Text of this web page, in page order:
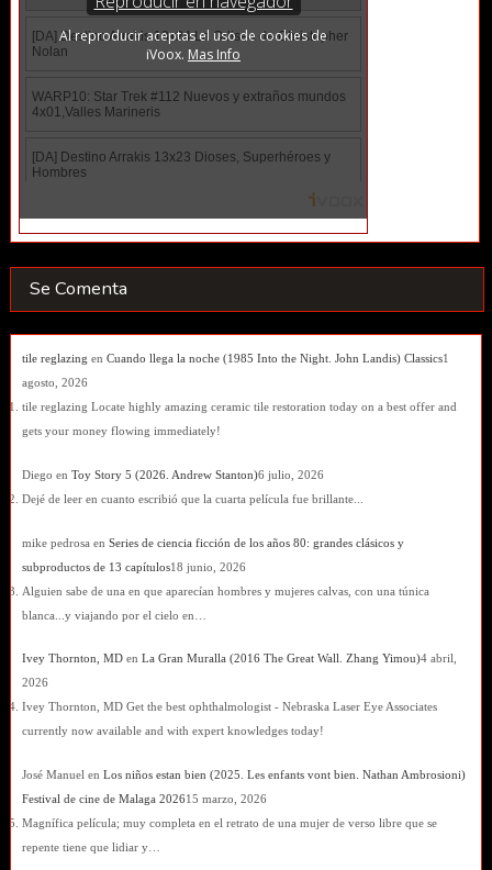
Se Comenta
tile reglazing en Cuando llega la noche (1985 Into the Night. John Landis) Classics1
agosto, 2026
tile reglazing Locate highly amazing ceramic tile restoration today on a best offer and
gets your money flowing immediately!
Diego en Toy Story 5 (2026. Andrew Stanton)6 julio, 2026
Dejé de leer en cuanto escribió que la cuarta película fue brillante...
mike pedrosa en Series de ciencia ficción de los años 80: grandes clásicos y
subproductos de 13 capítulos18 junio, 2026
Alguien sabe de una en que aparecían hombres y mujeres calvas, con una túnica
blanca...y viajando por el cielo en…
Ivey Thornton, MDen La Gran Muralla (2016 The Great Wall. Zhang Yimou)4 abril,
2026
Ivey Thornton, MD Get the best ophthalmologist - Nebraska Laser Eye Associates
currently now available and with expert knowledges today!
José Manuel en Los niños estan bien (2025. Les enfants vont bien. Nathan Ambrosioni)
Festival de cine de Malaga 202615 marzo, 2026
Magnífica película; muy completa en el retrato de una mujer de verso libre que se
repente tiene que lidiar y…